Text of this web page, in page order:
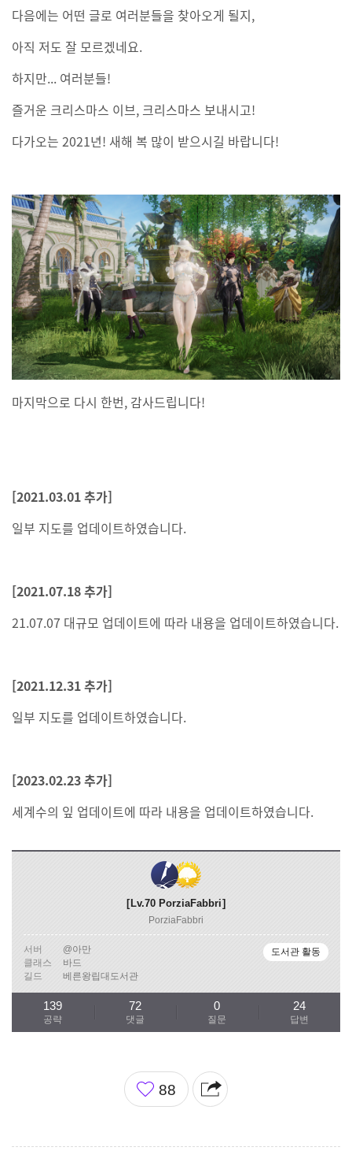
다음에는 어떤 글로 여러분들을 찾아오게 될지,
아직 저도 잘 모르겠네요.
하지만... 여러분들!
즐거운 크리스마스 이브, 크리스마스 보내시고!
다가오는 2021년! 새해 복 많이 받으시길 바랍니다!
마지막으로 다시 한번, 감사드립니다!
[2021.03.01 추가]
일부 지도를 업데이트하였습니다.
[2021.07.18 추가]
21.07.07 대규모 업데이트에 따라 내용을 업데이트하였습니다.
[2021.12.31 추가]
일부 지도를 업데이트하였습니다.
[2023.02.23 추가]
세계수의 잎 업데이트에 따라 내용을 업데이트하였습니다.
Lv.70 PorziaFabbri
PorziaFabbri
서버
@아만
클래스
바드
길드
베른왕립대도서관
도서관 활동
공략
139
댓글
72
질문
0
답변
24
좋
아
88